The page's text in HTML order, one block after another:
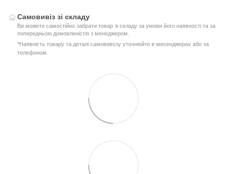
Самовивіз зі складу
Ви можете самостійно забрати товар зі складу за умови його наявності та за
попередньою домовленістю з менеджером.
*Наявність товару та деталі самовивозу уточнюйте в месенджерах або за
телефоном.